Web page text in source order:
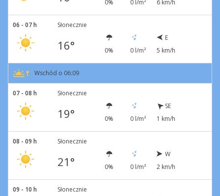
0% 0 l/m²
6 km/h
06 - 07 h Słonecznie
16° 0% 0 l/m²
E
5 km/h
Wschód o 06:09
07 - 08 h Słonecznie
19° 0% 0 l/m²
SE
1 km/h
08 - 09 h Słonecznie
21° 0% 0 l/m²
W
2 km/h
09 - 10 h Słonecznie